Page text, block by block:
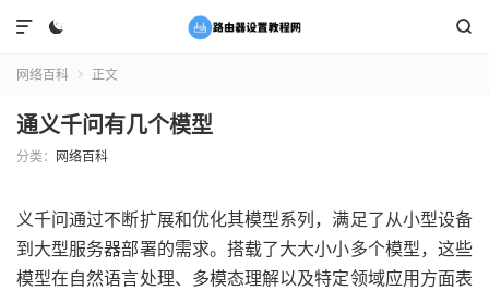
 

网络百科  正文
通义千问有几个模型
分类： 网络百科
义千问通过不断扩展和优化其模型系列，满足了从小型设备
到大型服务器部署的需求。搭载了大大小小多个模型，这些
模型在自然语言处理、多模态理解以及特定领域应用方面表